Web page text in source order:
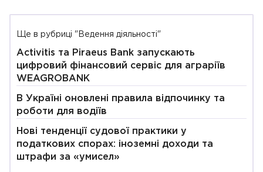
Ще в рубриці "Ведення діяльності"
Activitis та Piraeus Bank запускають
цифровий фінансовий сервіс для аграріїв
WEAGROBANK
В Україні оновлені правила відпочинку та
роботи для водіїв
Нові тенденції судової практики у
податкових спорах: іноземні доходи та
штрафи за «умисел»